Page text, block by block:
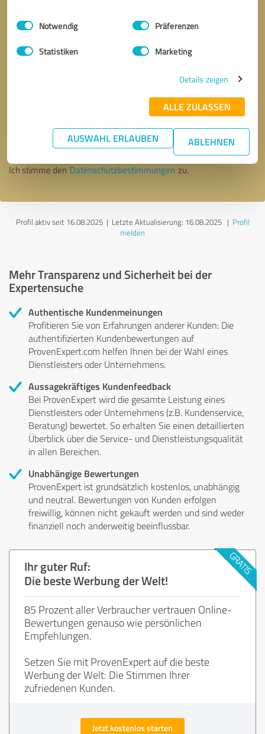
Impressum Datenschutzbestimmungen
Einwilligungsauswahl
Notwendig Präferenzen
Statistiken Marketing
Details zeigen
ALLE ZULASSEN
AUSWAHL ERLAUBEN ABLEHNEN
* Erforderliche Angaben
Nachricht senden
Ich stimme den Datenschutzbestimmungen zu.
Profil aktiv seit 16.08.2025 | Letzte Aktualisierung: 16.08.2025| Profil
melden
Mehr Transparenz und Sicherheit bei der
Expertensuche
Authentische Kundenmeinungen
Profitieren Sie von Erfahrungen anderer Kunden: Die
authentifizierten Kundenbewertungen auf
ProvenExpert.com helfen Ihnen bei der Wahl eines
Dienstleisters oder Unternehmens.
Aussagekräftiges Kundenfeedback
Bei ProvenExpert wird die gesamte Leistung eines
Dienstleisters oder Unternehmens (z.B. Kundenservice,
Beratung) bewertet. So erhalten Sie einen detaillierten
Überblick über die Service- und Dienstleistungsqualität
in allen Bereichen.
Unabhängige Bewertungen
ProvenExpert ist grundsätzlich kostenlos, unabhängig
und neutral. Bewertungen von Kunden erfolgen
freiwillig, können nicht gekauft werden und sind weder
finanziell noch anderweitig beeinflussbar.
Ihr guter Ruf:
Die beste Werbung der Welt!
85 Prozent aller Verbraucher vertrauen Online-
Bewertungen genauso wie persönlichen
Empfehlungen.
Setzen Sie mit ProvenExpert auf die beste
Werbung der Welt: Die Stimmen Ihrer
zufriedenen Kunden.
Jetzt kostenlos starten